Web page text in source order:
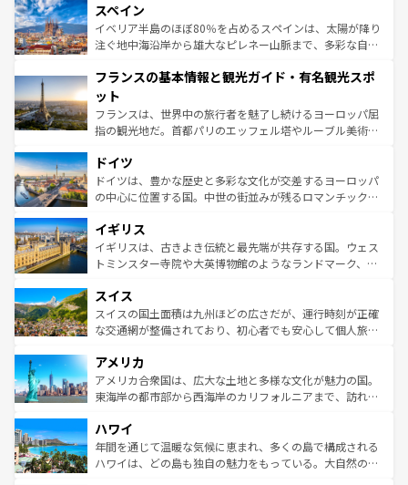
ろん、トスカーナの美しい田園風景やアマルフィ海岸の絶
景など、自然景観も見逃せない。観光の合間には、本場の
ピザやパスタなど、絶品のイタリア料理を堪能することも
ませてくれるイタリアで、忘れられない旅をしてみよう！
なお、新着のイタリア情報は
しい。
スペイン
イベリア半島のほぼ80％を占めるスペインは、太陽が降り
注ぐ地中海沿岸から雄大なピレネー山脈まで、多彩な自然
文化が根付くこの国では、情熱的なフラメンコ、熱気あふ
れる闘牛、そして美味しいタパスが生活の一部となってい
る。首都マドリードの洗練された雰囲気や、バルセロナの
アートに溢れた街角から、地方では古代ローマ遺跡や中世
せる。地方によって風土や気候が異なるスペインはその個
性で訪れる人を魅了する。 なお、新着のスペイン情報は コ
ンテンツ一覧を参照してほしい。
フランスの基本情報と観光ガイド・有名観光スポ
ット
フランスは、世界中の旅行者を魅了し続けるヨーロッパ屈
指の観光地だ。首都パリのエッフェル塔やルーブル美術館
で、幅広い魅力が詰まっている。華麗な宮殿、歴史的な大
聖堂、美しいビーチ、そして豊かな自然が、訪れる者を心
から魅了する。また、フランスは美食の国としても知ら
いる。シャンパンの発祥地であるランス、プロヴァンスの
香り高いラベンダー畑など、多彩な楽しみ方が可能だ。さ
らに、パリ以外の地域にも魅力が溢れており、どの街角に
れる地方に足を運ぶとそれぞれで全く異なる文化を体験で
きるだろう。 なお、新着のフランス情報はコンテンツ一覧
を参照してほしい。
ドイツ
ドイツは、豊かな歴史と多彩な文化が交差するヨーロッパ
の中心に位置する国。中世の街並みが残るロマンチック街
顔を持つこの国は、どこを歩いても飽きることがない。ベ
ルリンの文化的活気、バイエルン州のアルプスの絶景、そ
してライン川沿いのワイン畑といった風景は必見。ビール
は、お酒好きな人にはぜひ体験してほしい。 なお、新着の
ドイツ情報はコンテンツ一覧を参照してほしい。
イギリス
イギリスは、古きよき伝統と最先端が共存する国。ウェス
トミンスター寺院や大英博物館のようなランドマーク、歴
リアごとに異なる魅力がある。また、優雅なアフタヌーン
ティー、ビール好きにはたまらない英国パブ、サッカー観
戦など、本場だからこそできる体験も豊富。イギリスを旅
ンツ一覧を参照してほしい。
スイス
スイスの国土面積は九州ほどの広さだが、運行時刻が正確
な交通網が整備されており、初心者でも安心して個人旅行
の建物がそのまま残る町や、スイスならではのユニークな
博物館もあり、アルプス観光だけでなく町歩きも満喫する
ことができる。国民の所得が高いため物価も高いが、旅行
ば市内交通費無料で観光を楽しむこともできる。 なお、新
着のスイス情報はコンテンツ一覧 を参照してほしい。
アメリカ
アメリカ合衆国は、広大な土地と多様な文化が魅力の国。
東海岸の都市部から西海岸のカリフォルニアまで、訪れる
のような巨大都市は、観光、ショッピング、エンターテイ
ンメントが詰まった刺激的なスポットだ。一方、アメリカ
西部には大自然が広がり、グランドキャニオンやイエロー
ハワイ
年間を通じて温暖な気候に恵まれ、多くの島で構成される
ハワイは、どの島も独自の魅力をもっている。大自然の神